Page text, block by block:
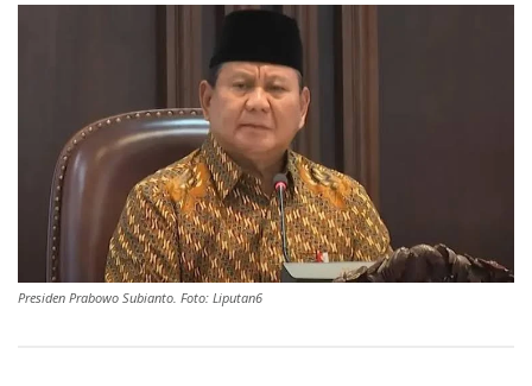
Presiden Prabowo Subianto. Foto: Liputan6